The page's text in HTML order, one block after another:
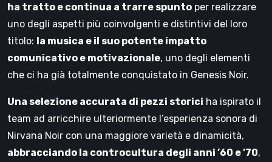
ha tratto e continua a trarre spunto per realizzare
uno degli aspetti più coinvolgenti e distintivi del loro
titolo: la musica e il suo potente impatto
comunicativo e motivazionale, uno degli elementi
che ci ha già totalmente conquistato in Genesis Noir.
Una selezione accurata di pezzi storici ha ispirato il
team ad arricchire ulteriormente l’esperienza sonora di
Nirvana Noir con una maggiore varietà e dinamicità,
abbracciando la controcultura degli anni ’60 e ’70,